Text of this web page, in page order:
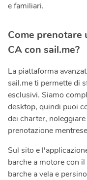
e familiari.
Come prenotare
CA con sail.me?
La piattaforma
sail.me ti permette di
esclusivi. Siamo
desktop, quindi puoi
dei charter,
prenotazione
Sul sito e
barche a motore con
barche a vela e